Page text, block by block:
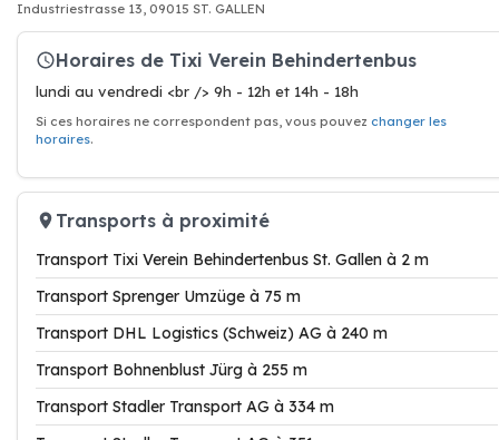
Industriestrasse 13, 09015 ST. GALLEN
Horaires de Tixi Verein Behindertenbus
lundi au vendredi <br /> 9h - 12h et 14h - 18h
Si ces horaires ne correspondent pas, vous pouvez changer les
horaires.
Transports à proximité
Transport Tixi Verein Behindertenbus St. Gallen à 2 m
Transport Sprenger Umzüge à 75 m
Transport DHL Logistics (Schweiz) AG à 240 m
Transport Bohnenblust Jürg à 255 m
Transport Stadler Transport AG à 334 m